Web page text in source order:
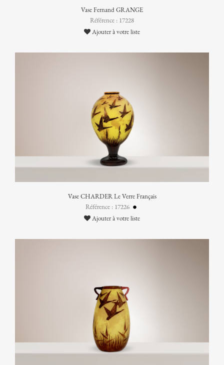
Vase Fernand GRANGE
Référence : 17228
Ajouter à votre liste
Vase CHARDER Le Verre Français
Référence : 17226
Ajouter à votre liste